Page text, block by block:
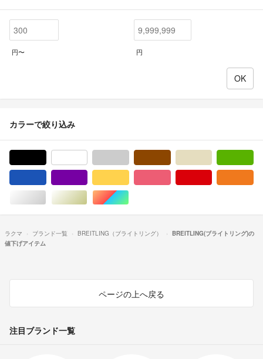
円〜 円
カラーで絞り込み
シルバー/銀色系ゴールド/金色系マルチカラー
ラクマ ブランド一覧 BREITLING（ブライトリング）
BREITLING(ブライトリング)の
値下げアイテム
ページの上へ戻る
注目ブランド一覧